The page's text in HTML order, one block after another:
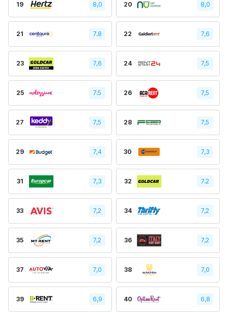
19 8,0 20 8,0
21 7.8 22 7,6
23 7,6 24 7,5
25 7.5 26 7,5
27 7,5 28 7,5
29 7,4 30 7,3
31 7,3 32 7.2
33 7,2 34 7,2
35 7,2 36 7,2
37 7,0 38 7,0
39 6,9 40 6,8